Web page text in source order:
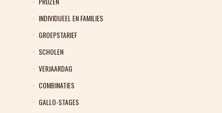
INDIVIDUEEL EN FAMILIES
GROEPSTARIEF
SCHOLEN
VERJAARDAG
COMBINATIES
GALLO-STAGES